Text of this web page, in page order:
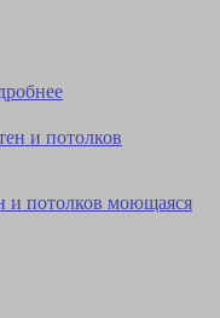
и потолков моющаяся